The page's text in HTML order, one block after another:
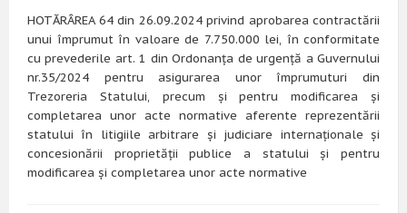
HOTĂRÂREA 64 din 26.09.2024 privind aprobarea contractării
unui împrumut în valoare de 7.750.000 lei, în conformitate
cu prevederile art. 1 din Ordonanța de urgență a Guvernului
nr.35/2024 pentru asigurarea unor împrumuturi din
Trezoreria Statului, precum și pentru modificarea și
completarea unor acte normative aferente reprezentării
statului în litigiile arbitrare și judiciare internaționale și
concesionării proprietății publice a statului și pentru
modificarea și completarea unor acte normative